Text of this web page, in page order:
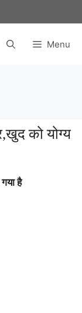
Menu
को योग्य
है